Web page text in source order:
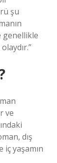
şu
genellikle
ve
dış
yaşamın